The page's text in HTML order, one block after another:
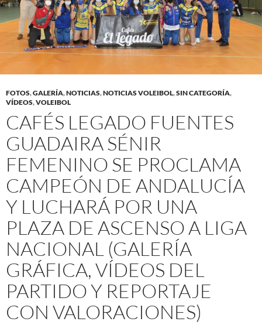
FOTOS,GALERÍA,NOTICIAS,NOTICIAS VOLEIBOL,SIN CATEGORÍA,
VÍDEOS,VOLEIBOL
CAFÉS LEGADO FUENTES
GUADAIRA SÉNIR
FEMENINO SE PROCLAMA
CAMPEÓN DE ANDALUCÍA
Y LUCHARÁ POR UNA
PLAZA DE ASCENSO A LIGA
NACIONAL (GALERÍA
GRÁFICA, VÍDEOS DEL
PARTIDO Y REPORTAJE
CON VALORACIONES)